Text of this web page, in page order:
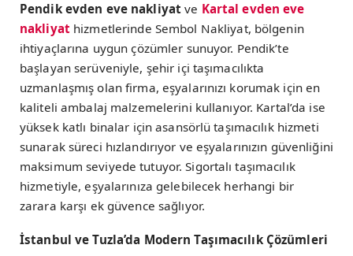
Pendik evden eve nakliyat ve Kartal evden eve
nakliyathizmetlerinde Sembol Nakliyat, bölgenin
ihtiyaçlarına uygun çözümler sunuyor. Pendik’te
başlayan serüveniyle, şehir içi taşımacılıkta
uzmanlaşmış olan firma, eşyalarınızı korumak için en
kaliteli ambalaj malzemelerini kullanıyor. Kartal’da ise
yüksek katlı binalar için asansörlü taşımacılık hizmeti
sunarak süreci hızlandırıyor ve eşyalarınızın güvenliğini
maksimum seviyede tutuyor. Sigortalı taşımacılık
hizmetiyle, eşyalarınıza gelebilecek herhangi bir
zarara karşı ek güvence sağlıyor.
İstanbul ve Tuzla’da Modern Taşımacılık Çözümleri